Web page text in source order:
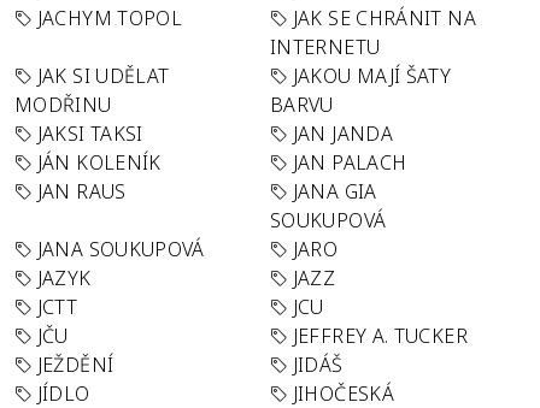
JACHYM TOPOL
JAK SE CHRÁNIT NA
INTERNETU
JAK SI UDĚLAT
MODŘINU
JAKOU MAJÍ ŠATY
BARVU
JAKSI TAKSI
JAN JANDA
JÁN KOLENÍK
JAN PALACH
JAN RAUS
JANA GIA
SOUKUPOVÁ
JANA SOUKUPOVÁ
JARO
JAZYK
JAZZ
JCTT
JCU
JČU
JEFFREY A. TUCKER
JEŽDĚNÍ
JIDÁŠ
JÍDLO
JIHOČESKÁ